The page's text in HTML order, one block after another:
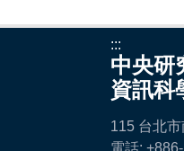
:::
中央研
資訊科
115 台北